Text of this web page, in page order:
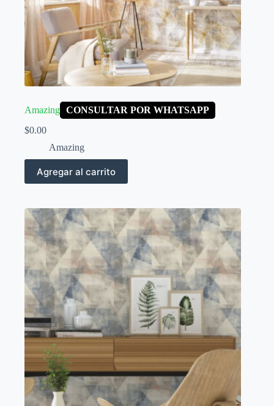
Amazing CONSULTAR POR WHATSAPP
$0.00
Amazing
Agregar al carrito